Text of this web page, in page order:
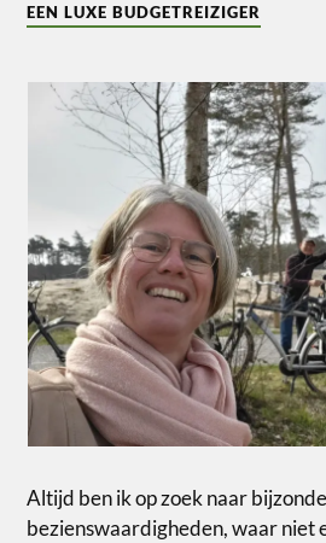
EEN LUXE BUDGETREIZIGER
Altijd ben ik op zoek naar
bezienswaardigheden, waar niet